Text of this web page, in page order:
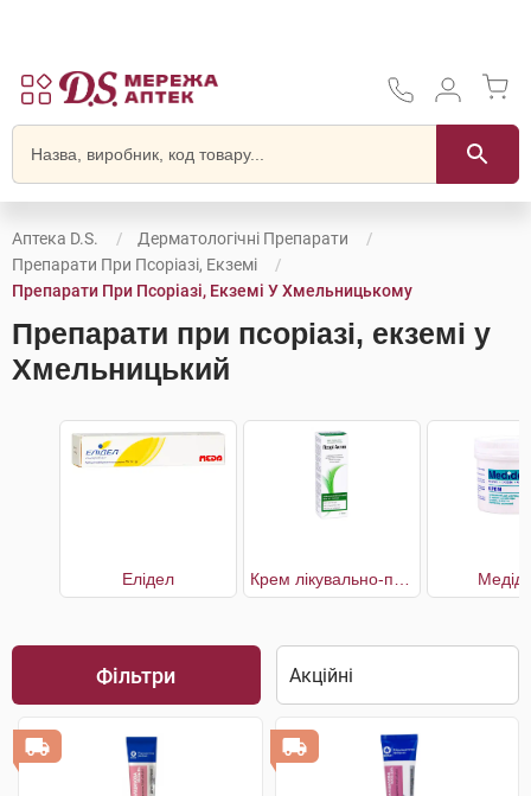
Аптека D.S.
Дерматологічні Препарати
Препарати При Псоріазі, Екземі
Препарати При Псоріазі, Екземі У Хмельницькому
Препарати при псоріазі, екземі у
Хмельницький
Елідел
Фільтри